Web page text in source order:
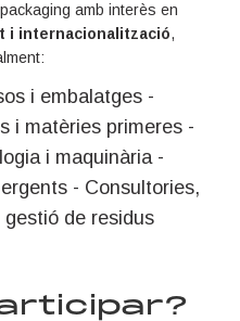
amb interès en
i internacionalització,
i embalatges -
i matèries primeres -
i maquinària -
- Consultories,
de residus